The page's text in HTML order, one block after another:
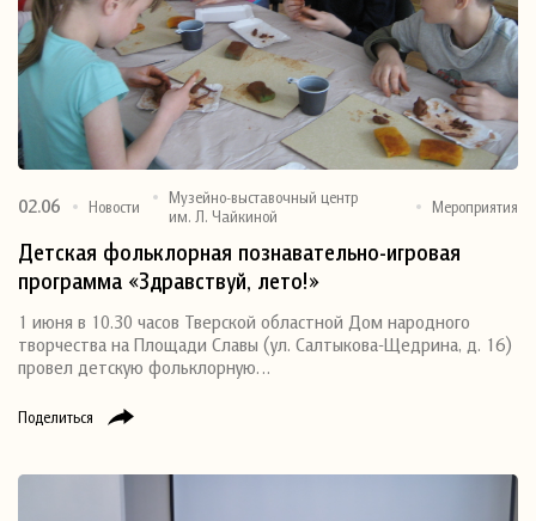
Поделиться
02.06 Новости
Музейно-выставочный центр
им. Л. Чайкиной
Мероприятия
Детская фольклорная познавательно-игровая
программа «Здравствуй, лето!»
1 июня в 10.30 часов Тверской областной Дом народного
творчества на Площади Славы (ул. Салтыкова-Щедрина, д. 16)
провел детскую фольклорную…